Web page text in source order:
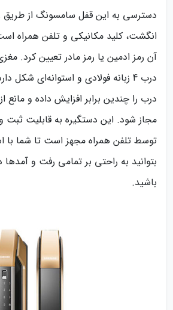
دسترسی به این قفل سامسونگ از طریق
انگشت، کلید مکانیکی و تلفن همراه
آن رمز ادمین یا رمز مادر تعیین کرد.
درب 4 زبانه فولادی و استوانه‌ای شکل
درب را چندین برابر افزایش داده و مانع
مجاز شود. این دستگیره به قابلیت ثبت
توسط تلفن همراه مجهز است تا شما با
بتوانید به راحتی بر تمامی رفت و
باشید.